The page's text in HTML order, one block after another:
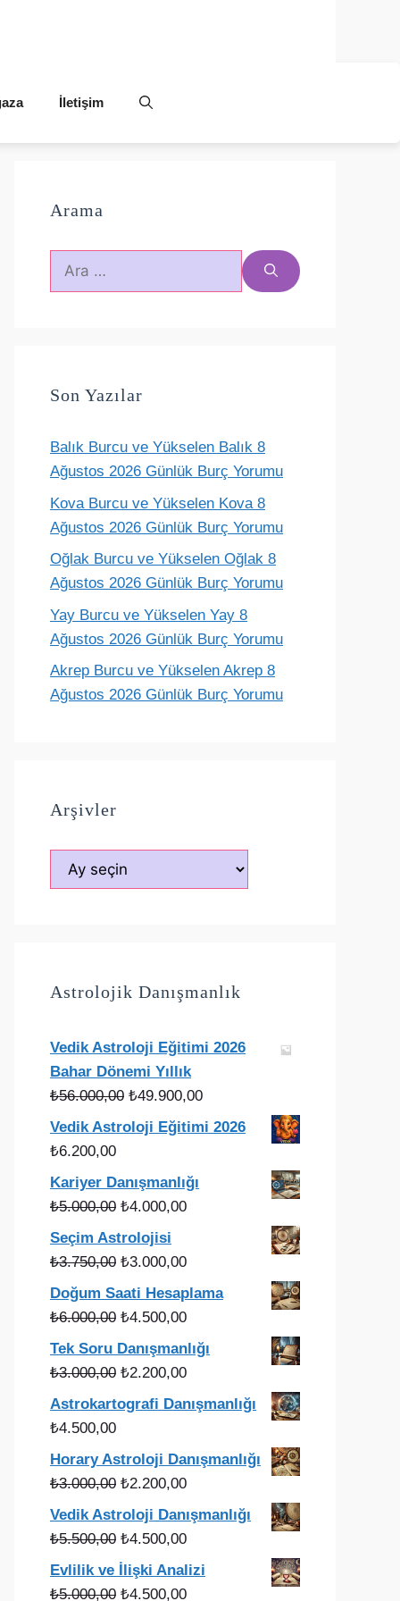
İletişim
Günlük yorum
Akrep
Günlük yorum
Yay
Günlük yorum
Arama
için
Son Yazılar
Balık Burcu ve Yükselen Balık 8
Ağustos 2026 Günlük Burç Yorumu
Kova Burcu ve Yükselen Kova 8
Ağustos 2026 Günlük Burç Yorumu
Oğlak Burcu ve Yükselen Oğlak 8
Ağustos 2026 Günlük Burç Yorumu
Yay Burcu ve Yükselen Yay 8
Ağustos 2026 Günlük Burç Yorumu
Akrep Burcu ve Yükselen Akrep 8
Ağustos 2026 Günlük Burç Yorumu
Arşivler
Arşivler
Astrolojik Danışmanlık
Vedik Astroloji Eğitimi 2026
Bahar Dönemi Yıllık
₺56.000,00 Orijinal
fiyat:
₺49.900,00Şu
andaki
₺49.900,00.
Vedik Astroloji Eğitimi 2026
₺6.200,00
Kariyer Danışmanlığı
₺5.000,00 Orijinal
fiyat:
₺5.000,00.
₺4.000,00Şu
fiyat:
Seçim Astrolojisi
₺3.750,00 Orijinal
fiyat:
₺3.750,00.
₺3.000,00Şu
andaki
fiyat:
Doğum Saati Hesaplama
₺6.000,00 Orijinal
fiyat:
₺6.000,00.
₺4.500,00Şu
andaki
fiyat:
Tek Soru Danışmanlığı
₺3.000,00 Orijinal
fiyat:
₺2.200,00Şu
Astrokartografi Danışmanlığı
₺4.500,00
Horary Astroloji Danışmanlığı
₺3.000,00 Orijinal
fiyat:
₺3.000,00.
₺2.200,00Şu
fiyat:
Vedik Astroloji Danışmanlığı
₺5.500,00 Orijinal
fiyat:
₺5.500,00.
₺4.500,00Şu
andaki
fiyat:
Evlilik ve İlişki Analizi
₺5.000,00 Orijinal
₺4.500,00Şu